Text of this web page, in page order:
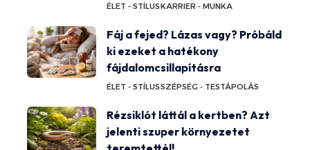
ÉLET - STÍLUSKARRIER - MUNKA
Fáj a fejed? Lázas vagy? Próbáld
ki ezeket a hatékony
fájdalomcsillapításra
ÉLET - STÍLUSSZÉPSÉG - TESTÁPOLÁS
Rézsiklót láttál a kertben? Azt
jelenti szuper környezetet